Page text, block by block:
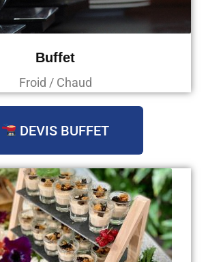
Buffet
Froid / Chaud
DEVIS BUFFET